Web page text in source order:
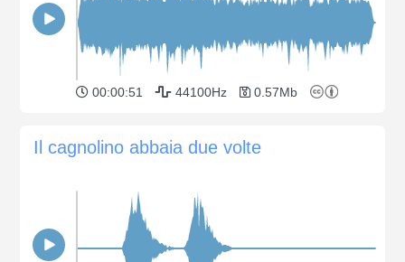
00:00:51 44100Hz 0.57Mb
Il cagnolino abbaia due volte